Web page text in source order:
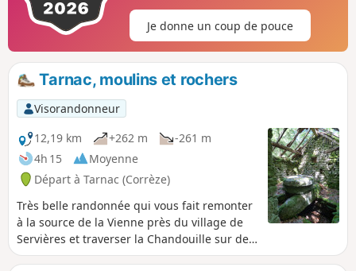
Je donne un coup de pouce
Tarnac, moulins et rochers
Visorandonneur
12,19 km
+262 m
-261 m
4h 15
Moyenne
Départ à Tarnac (Corrèze)
Très belle randonnée qui vous fait remonter
à la source de la Vienne près du village de
Servières et traverser la Chandouille sur des
ponts planches, ponts en pierres de granit.